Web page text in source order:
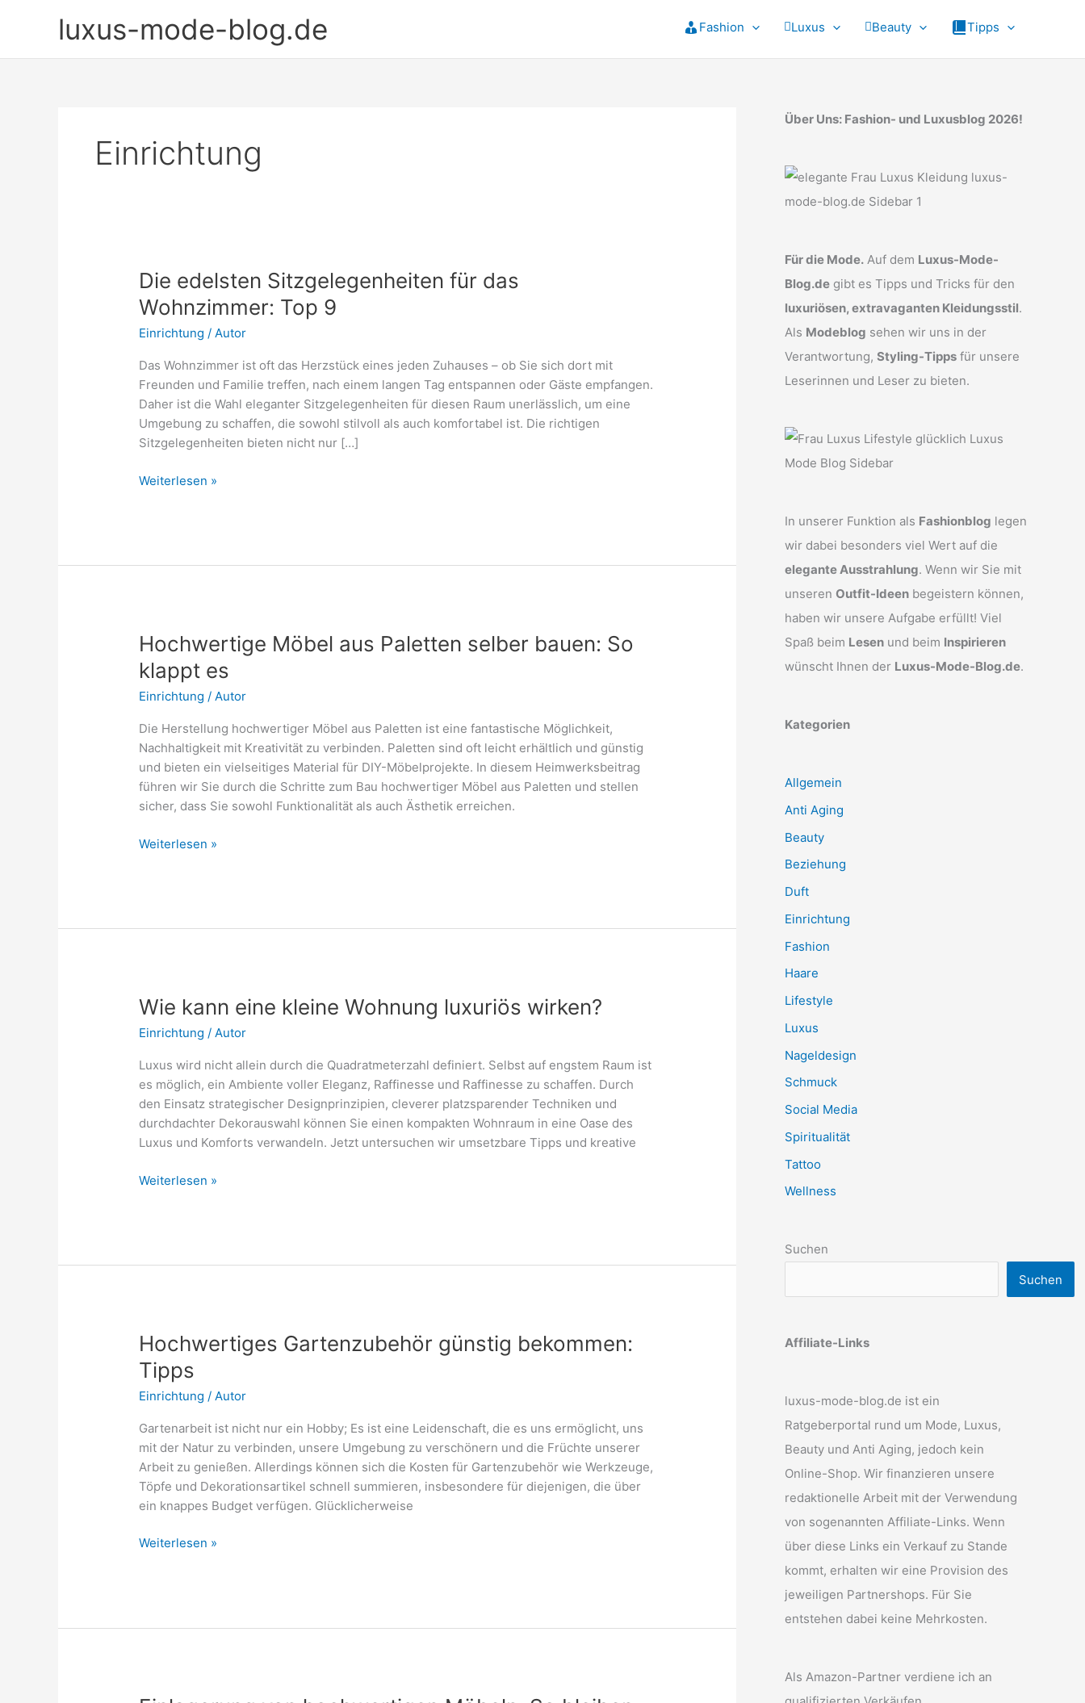
luxus-mode-blog.de Fashion Luxus Beauty Tipps
Einrichtung
Die edelsten Sitzgelegenheiten für das
Wohnzimmer: Top 9
Einrichtung /Autor
Das Wohnzimmer ist oft das Herzstück eines jeden Zuhauses – ob Sie sich dort mit
Freunden und Familie treffen, nach einem langen Tag entspannen oder Gäste empfangen.
Daher ist die Wahl eleganter Sitzgelegenheiten für diesen Raum unerlässlich, um eine
Umgebung zu schaffen, die sowohl stilvoll als auch komfortabel ist. Die richtigen
Sitzgelegenheiten bieten nicht nur […]
Die
Weiterlesen »
Hochwertige Möbel aus Paletten selber bauen: So
klappt es
Einrichtung /Autor
Die Herstellung hochwertiger Möbel aus Paletten ist eine fantastische Möglichkeit,
Nachhaltigkeit mit Kreativität zu verbinden. Paletten sind oft leicht erhältlich und günstig
und bieten ein vielseitiges Material für DIY-Möbelprojekte. In diesem Heimwerksbeitrag
führen wir Sie durch die Schritte zum Bau hochwertiger Möbel aus Paletten und stellen
sicher, dass Sie sowohl Funktionalität als auch Ästhetik erreichen.
Hochwertige
es
Weiterlesen »
Wie kann eine kleine Wohnung luxuriös wirken?
Einrichtung /Autor
Luxus wird nicht allein durch die Quadratmeterzahl definiert. Selbst auf engstem Raum ist
es möglich, ein Ambiente voller Eleganz, Raffinesse und Raffinesse zu schaffen. Durch
den Einsatz strategischer Designprinzipien, cleverer platzsparender Techniken und
durchdachter Dekorauswahl können Sie einen kompakten Wohnraum in eine Oase des
Luxus und Komforts verwandeln. Jetzt untersuchen wir umsetzbare Tipps und kreative
Wie
Weiterlesen »
Hochwertiges Gartenzubehör günstig bekommen:
Tipps
Einrichtung /Autor
Gartenarbeit ist nicht nur ein Hobby; Es ist eine Leidenschaft, die es uns ermöglicht, uns
mit der Natur zu verbinden, unsere Umgebung zu verschönern und die Früchte unserer
Arbeit zu genießen. Allerdings können sich die Kosten für Gartenzubehör wie Werkzeuge,
Töpfe und Dekorationsartikel schnell summieren, insbesondere für diejenigen, die über
ein knappes Budget verfügen. Glücklicherweise
Hochwertiges
Weiterlesen »
Über Uns: Fashion- und Luxusblog 2026!
Für die Mode. Auf dem Luxus-Mode-
Blog.de gibt es Tipps und Tricks für den
luxuriösen, extravaganten Kleidungsstil.
Als Modeblog sehen wir uns in der
Verantwortung, Styling-Tipps für unsere
Leserinnen und Leser zu bieten.
In unserer Funktion als Fashionblog legen
wir dabei besonders viel Wert auf die
elegante Ausstrahlung. Wenn wir Sie mit
unseren Outfit-Ideen begeistern können,
haben wir unsere Aufgabe erfüllt! Viel
Spaß beim Lesen und beim Inspirieren
wünscht Ihnen der Luxus-Mode-Blog.de.
Kategorien
Allgemein
Anti Aging
Beauty
Beziehung
Duft
Einrichtung
Fashion
Haare
Lifestyle
Luxus
Nageldesign
Schmuck
Social Media
Spiritualität
Tattoo
Wellness
Suchen
Suchen
Affiliate-Links
luxus-mode-blog.de ist ein
Ratgeberportal rund um Mode, Luxus,
Beauty und Anti Aging, jedoch kein
Online-Shop. Wir finanzieren unsere
redaktionelle Arbeit mit der Verwendung
von sogenannten Affiliate-Links. Wenn
über diese Links ein Verkauf zu Stande
kommt, erhalten wir eine Provision des
jeweiligen Partnershops. Für Sie
entstehen dabei keine Mehrkosten.
Als Amazon-Partner verdiene ich an